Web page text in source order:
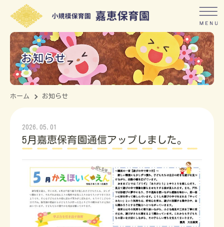
ホーム お知らせ
2026.05.01
5月嘉恵保育園通信アップしました。